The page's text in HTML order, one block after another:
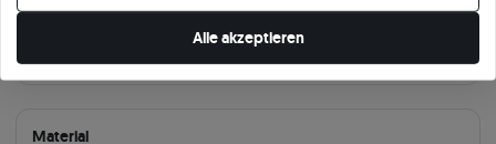
Information
Ohrstecker
Material
Alle akzeptieren